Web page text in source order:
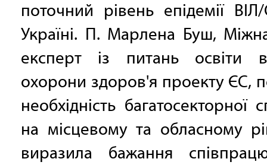
поточний рівень епідемії
Україні. П. Марлена Буш,
експерт із питань освіти
охорони здоров'я проекту ЄС,
необхідність багатосекторної
на місцевому та обласному
виразила бажання